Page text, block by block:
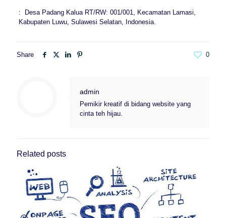
: Desa Padang Kalua RT/RW: 001/001, Kecamatan Lamasi,
Kabupaten Luwu, Sulawesi Selatan, Indonesia.
Share 0
admin
Pemikir kreatif di bidang website yang
cinta teh hijau.
Related posts